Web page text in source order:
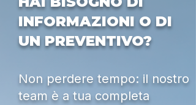
INFORMAZIONI O DI
UN PREVENTIVO?
Non perdere tempo: il nostro
team è a tua completa